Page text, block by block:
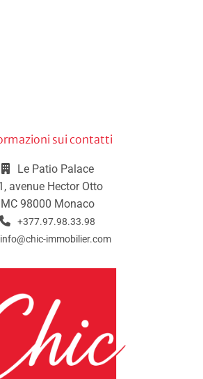
sui contatti
Le Patio Palace
avenue Hector Otto
MC 98000 Monaco
+377.97.98.33.98
info@chic-immobilier.com